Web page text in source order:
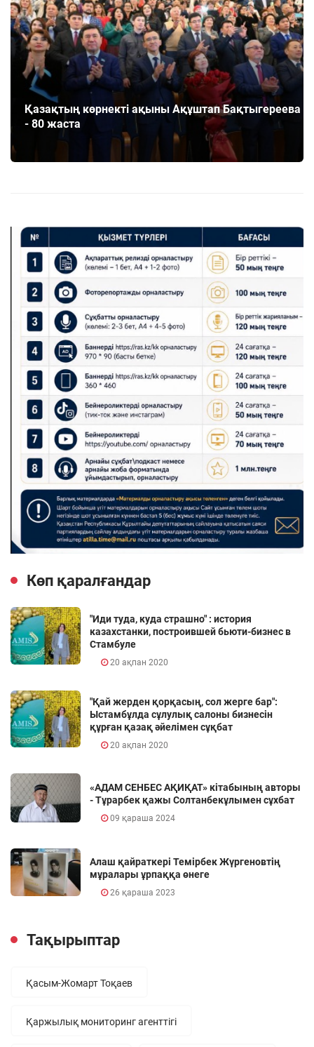
Қазақтың көрнекті ақыны Ақұштап Бақтыгереева
- 80 жаста
Көп қаралғандар
"Иди туда, куда страшно" : история
казахстанки, построившей бьюти-бизнес в
Стамбуле
20 ақпан 2020
"Қай жерден қорқасың, сол жерге бар":
Ыстамбұлда сұлулық салоны бизнесін
құрған қазақ әйелімен сұқбат
20 ақпан 2020
«АДАМ СЕНБЕС АҚИҚАТ» кітабының авторы
- Тұрарбек қажы Солтанбекұлымен сұхбат
09 қараша 2024
Алаш қайраткері Темірбек Жүргеновтің
мұралары ұрпаққа өнеге
26 қараша 2023
Тақырыптар
Қасым-Жомарт Тоқаев
Қаржылық мониторинг агенттігі